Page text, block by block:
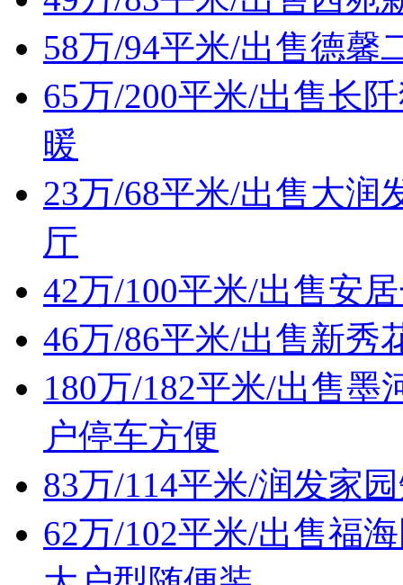
58万/94平米/出售德馨
65万/200平米/出售长
暖
23万/68平米/出售大润
厅
42万/100平米/出售安
46万/86平米/出售新秀
180万/182平米/出售
户停车方便
83万/114平米/润发家
62万/102平米/出售福